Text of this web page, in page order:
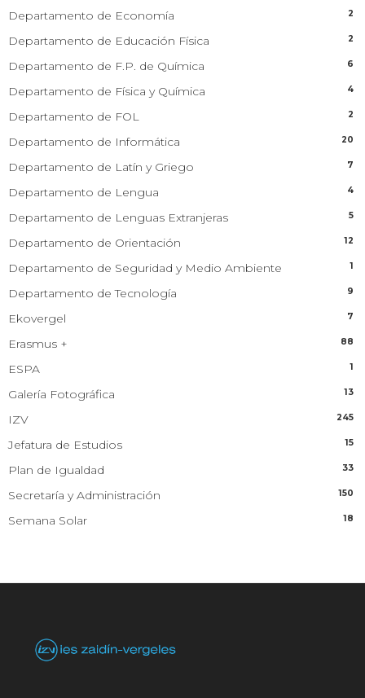
Departamento de Economía 2
Departamento de Educación Física 2
Departamento de F.P. de Química 6
Departamento de Física y Química 4
Departamento de FOL 2
Departamento de Informática 20
Departamento de Latín y Griego 7
Departamento de Lengua 4
Departamento de Lenguas Extranjeras 5
Departamento de Orientación 12
Departamento de Seguridad y Medio Ambiente 1
Departamento de Tecnología 9
Ekovergel 7
Erasmus + 88
ESPA 1
Galería Fotográfica 13
IZV 245
Jefatura de Estudios 15
Plan de Igualdad 33
Secretaría y Administración 150
Semana Solar 18